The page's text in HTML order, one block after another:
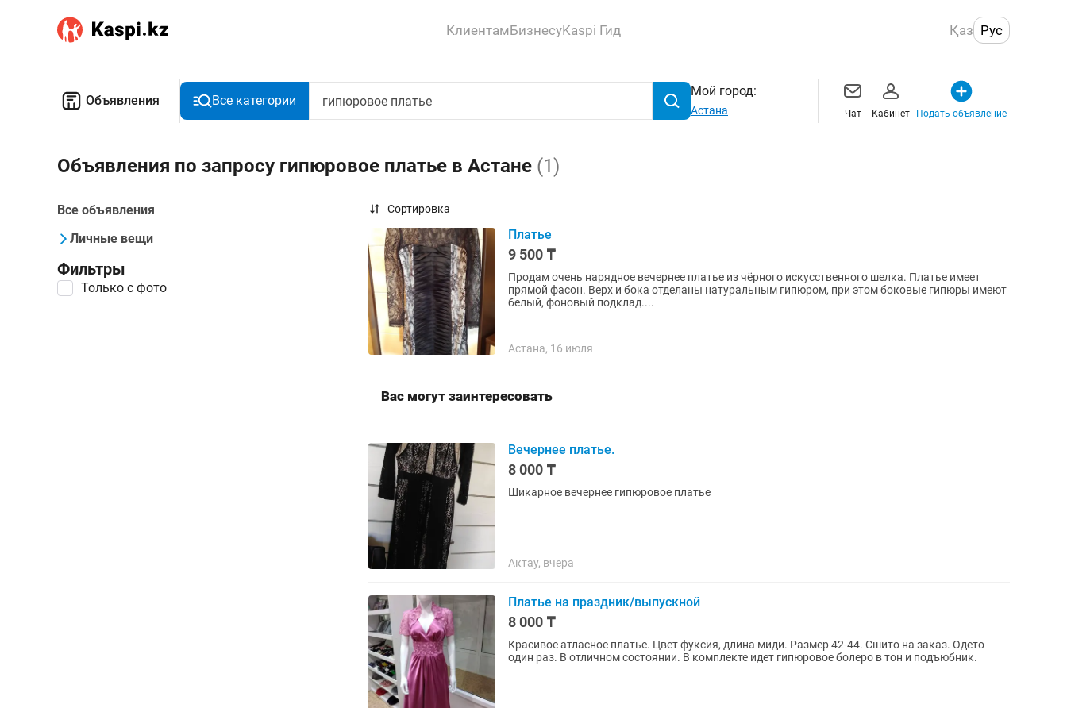
КлиентамБизнесуKaspi Гид Қаз Рус
Объявления Все категории
Мой город:
Астана Чат Кабинет Подать объявление
Объявления по запросу гипюровое платье в Астане (1)
Все объявления
Личные вещи
Фильтры
Только с фото
Сортировка
Платье
9 500 ₸
Продам очень нарядное вечернее платье из чёрного искусственного шелка. Платье имеет
прямой фасон. Верх и бока отделаны натуральным гипюром, при этом боковые гипюры имеют
белый, фоновый подклад....
Астана, 16 июля
Вас могут заинтересовать
Вечернее платье.
8 000 ₸
Шикарное вечернее гипюровое платье
Актау, вчера
Платье на праздник/выпускной
8 000 ₸
Красивое атласное платье. Цвет фуксия, длина миди. Размер 42-44. Сшито на заказ. Одето
один раз. В отличном состоянии. В комплекте идет гипюровое болеро в тон и подъюбник.